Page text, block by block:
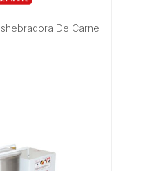
De Carne